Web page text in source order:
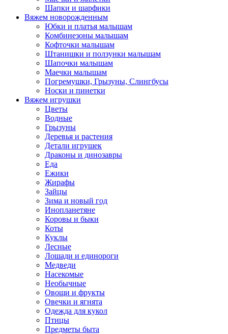
Шапки и шарфики
Вяжем новорожденным
Юбки и платья малышам
Комбинезоны малышам
Кофточки малышам
Штанишки и ползунки малышам
Шапочки малышам
Маечки малышам
Погремушки, Грызуны, Слингбусы
Носки и пинетки
Вяжем игрушки
Цветы
Водные
Грызуны
Деревья и растения
Детали игрушек
Драконы и динозавры
Еда
Ежики
Жирафы
Зайцы
Зима и новый год
Инопланетяне
Коровы и быки
Коты
Куклы
Лесные
Лошади и единороги
Медведи
Насекомые
Необычные
Овощи и фрукты
Овечки и ягнята
Одежда для кукол
Птицы
Предметы быта